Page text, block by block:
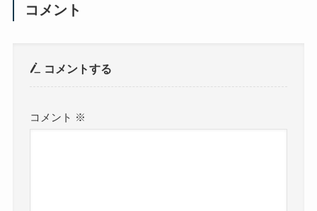
コメント
コメントする
コメント ※